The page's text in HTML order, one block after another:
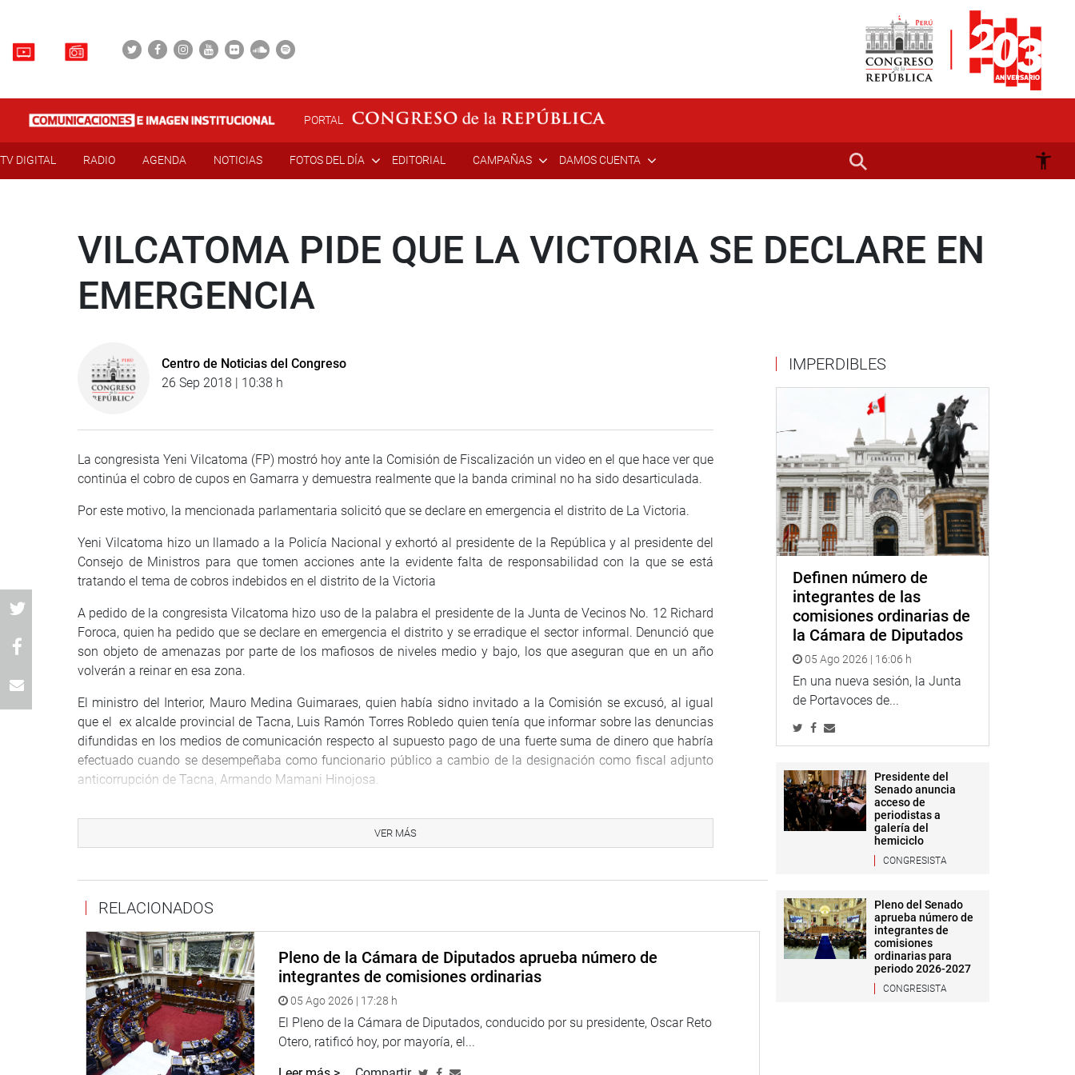
PORTAL
TV DIGITAL RADIO AGENDA NOTICIAS FOTOS DEL DÍA EDITORIAL CAMPAÑAS DAMOS CUENTA
VILCATOMA PIDE QUE LA VICTORIA SE DECLARE EN
EMERGENCIA
Centro de Noticias del Congreso
26 Sep 2018 | 10:38 h
La congresista Yeni Vilcatoma (FP) mostró hoy ante la Comisión de Fiscalización un video en el que hace ver que
continúa el cobro de cupos en Gamarra y demuestra realmente que la banda criminal no ha sido desarticulada.
Por este motivo, la mencionada parlamentaria solicitó que se declare en emergencia el distrito de La Victoria.
Yeni Vilcatoma hizo un llamado a la Policía Nacional y exhortó al presidente de la República y al presidente del
Consejo de Ministros para que tomen acciones ante la evidente falta de responsabilidad con la que se está
tratando el tema de cobros indebidos en el distrito de la Victoria
A pedido de la congresista Vilcatoma hizo uso de la palabra el presidente de la Junta de Vecinos No. 12 Richard
Foroca, quien ha pedido que se declare en emergencia el distrito y se erradique el sector informal. Denunció que
son objeto de amenazas por parte de los mafiosos de niveles medio y bajo, los que aseguran que en un año
volverán a reinar en esa zona.
El ministro del Interior, Mauro Medina Guimaraes, quien había sidno invitado a la Comisión se excusó, al igual
que el ex alcalde provincial de Tacna, Luis Ramón Torres Robledo quien tenía que informar sobre las denuncias
difundidas en los medios de comunicación respecto al supuesto pago de una fuerte suma de dinero que habría
efectuado cuando se desempeñaba como funcionario público a cambio de la designación como fiscal adjunto
anticorrupción de Tacna, Armando Mamani Hinojosa.
CENTRO DE NOTICIAS
Puede encontrar más información en nuestra página web y redes sociales.
Heraldo:goo.gl/Ty5Tto
Portal: http://www.congreso.gob.pe/
Facebook: https://goo.gl/s5t7XN
VER MÁS
RELACIONADOS
Pleno de la Cámara de Diputados aprueba número de
integrantes de comisiones ordinarias
05 Ago 2026 | 17:28 h
El Pleno de la Cámara de Diputados, conducido por su presidente, Oscar Reto
Otero, ratificó hoy, por mayoría, el...
IMPERDIBLES
Definen número de
integrantes de las
comisiones ordinarias de
la Cámara de Diputados
05 Ago 2026 | 16:06 h
En una nueva sesión, la Junta
de Portavoces de...
Presidente del
Senado anuncia
acceso de
periodistas a
galería del
hemiciclo
CONGRESISTA
Pleno del Senado
aprueba número de
integrantes de
comisiones
ordinarias para
periodo 2026-2027
CONGRESISTA